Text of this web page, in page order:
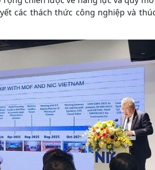
các thách thức công nghiệp và